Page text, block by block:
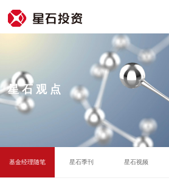
星石观点
基金经理随笔 星石季刊 星石视频